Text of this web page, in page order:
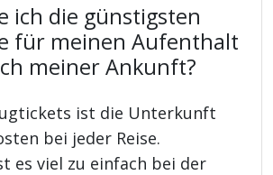
ich die günstigsten
für meinen Aufenthalt
meiner Ankunft?
ist die Unterkunft
bei jeder Reise.
es viel zu einfach bei der